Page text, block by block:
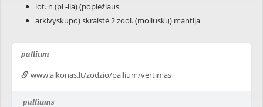
lot. n (pl -lia) (popiežiaus
arkivyskupo) skraistė 2 zool. (moliuskų) mantija
pallium
www.alkonas.lt/zodzio/pallium/vertimas
palliums